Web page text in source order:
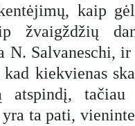
kaip
žvaigždžių
N. Salvaneschi,
kad kiekvienas
atspindį, tačiau
yra ta pati,